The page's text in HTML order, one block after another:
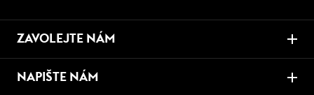
ZAVOLEJTE NÁM
NAPIŠTE NÁM